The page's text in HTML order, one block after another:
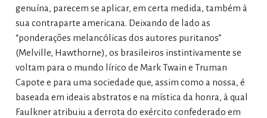
genuína, parecem se aplicar, em certa medida, também à
sua contraparte americana. Deixando de lado as
“ponderações melancólicas dos autores puritanos”
(Melville, Hawthorne), os brasileiros instintivamente se
voltam para o mundo lírico de Mark Twain e Truman
Capote e para uma sociedade que, assim como a nossa, é
baseada em ideais abstratos e na mística da honra, à qual
Faulkner atribuiu a derrota do exército confederado em